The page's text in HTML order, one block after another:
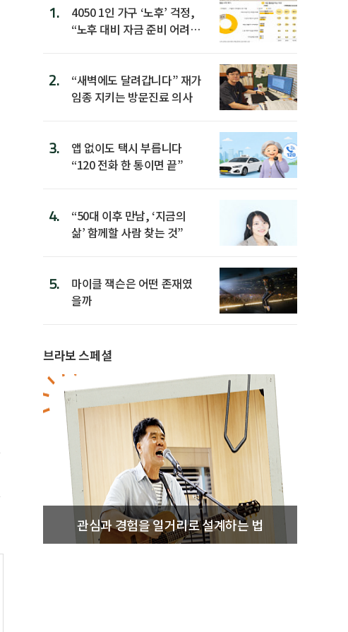
1.
4050 1인 가구 ‘노후’ 걱정,
“노후 대비 자금 준비 어려
2.
“새벽에도 달려갑니다” 재가
임종 지키는 방문진료 의사
3.
앱 없이도 택시 부릅니다
“120 전화 한 통이면 끝”
4.
“50대 이후 만남, ‘지금의
삶’ 함께할 사람 찾는 것”
5.
마이클 잭슨은 어떤 존재였
을까
브라보 스페셜
관심과 경험을 일거리로 설계하는 법